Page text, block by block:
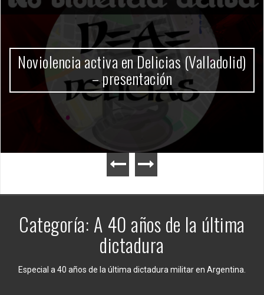
Gobierno Milei
Categoría: A 40 años de la última
dictadura
Especial a 40 años de la última dictadura militar en Argentina.